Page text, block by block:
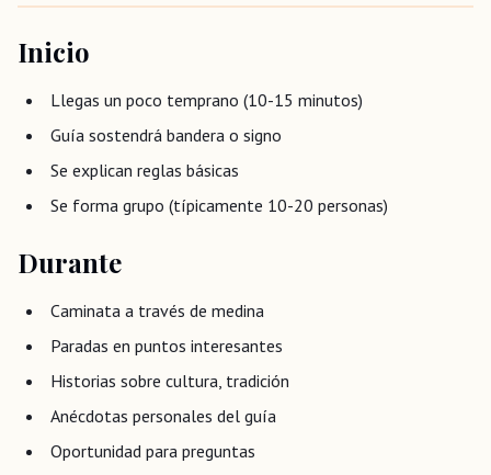
Inicio
Llegas un poco temprano (10-15 minutos)
Guía sostendrá bandera o signo
Se explican reglas básicas
Se forma grupo (típicamente 10-20 personas)
Durante
Caminata a través de medina
Paradas en puntos interesantes
Historias sobre cultura, tradición
Anécdotas personales del guía
Oportunidad para preguntas